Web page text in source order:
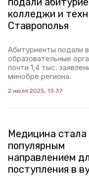
колледжи и
Ставрополья
Абитуриенты подали
образовательные
почти 1,4 тыс.
минобре региона.
2 июля 2025, 13:37
Медицина
популярным
направлением
поступления в